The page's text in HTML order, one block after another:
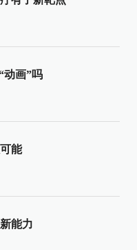
动画”吗
能
能力